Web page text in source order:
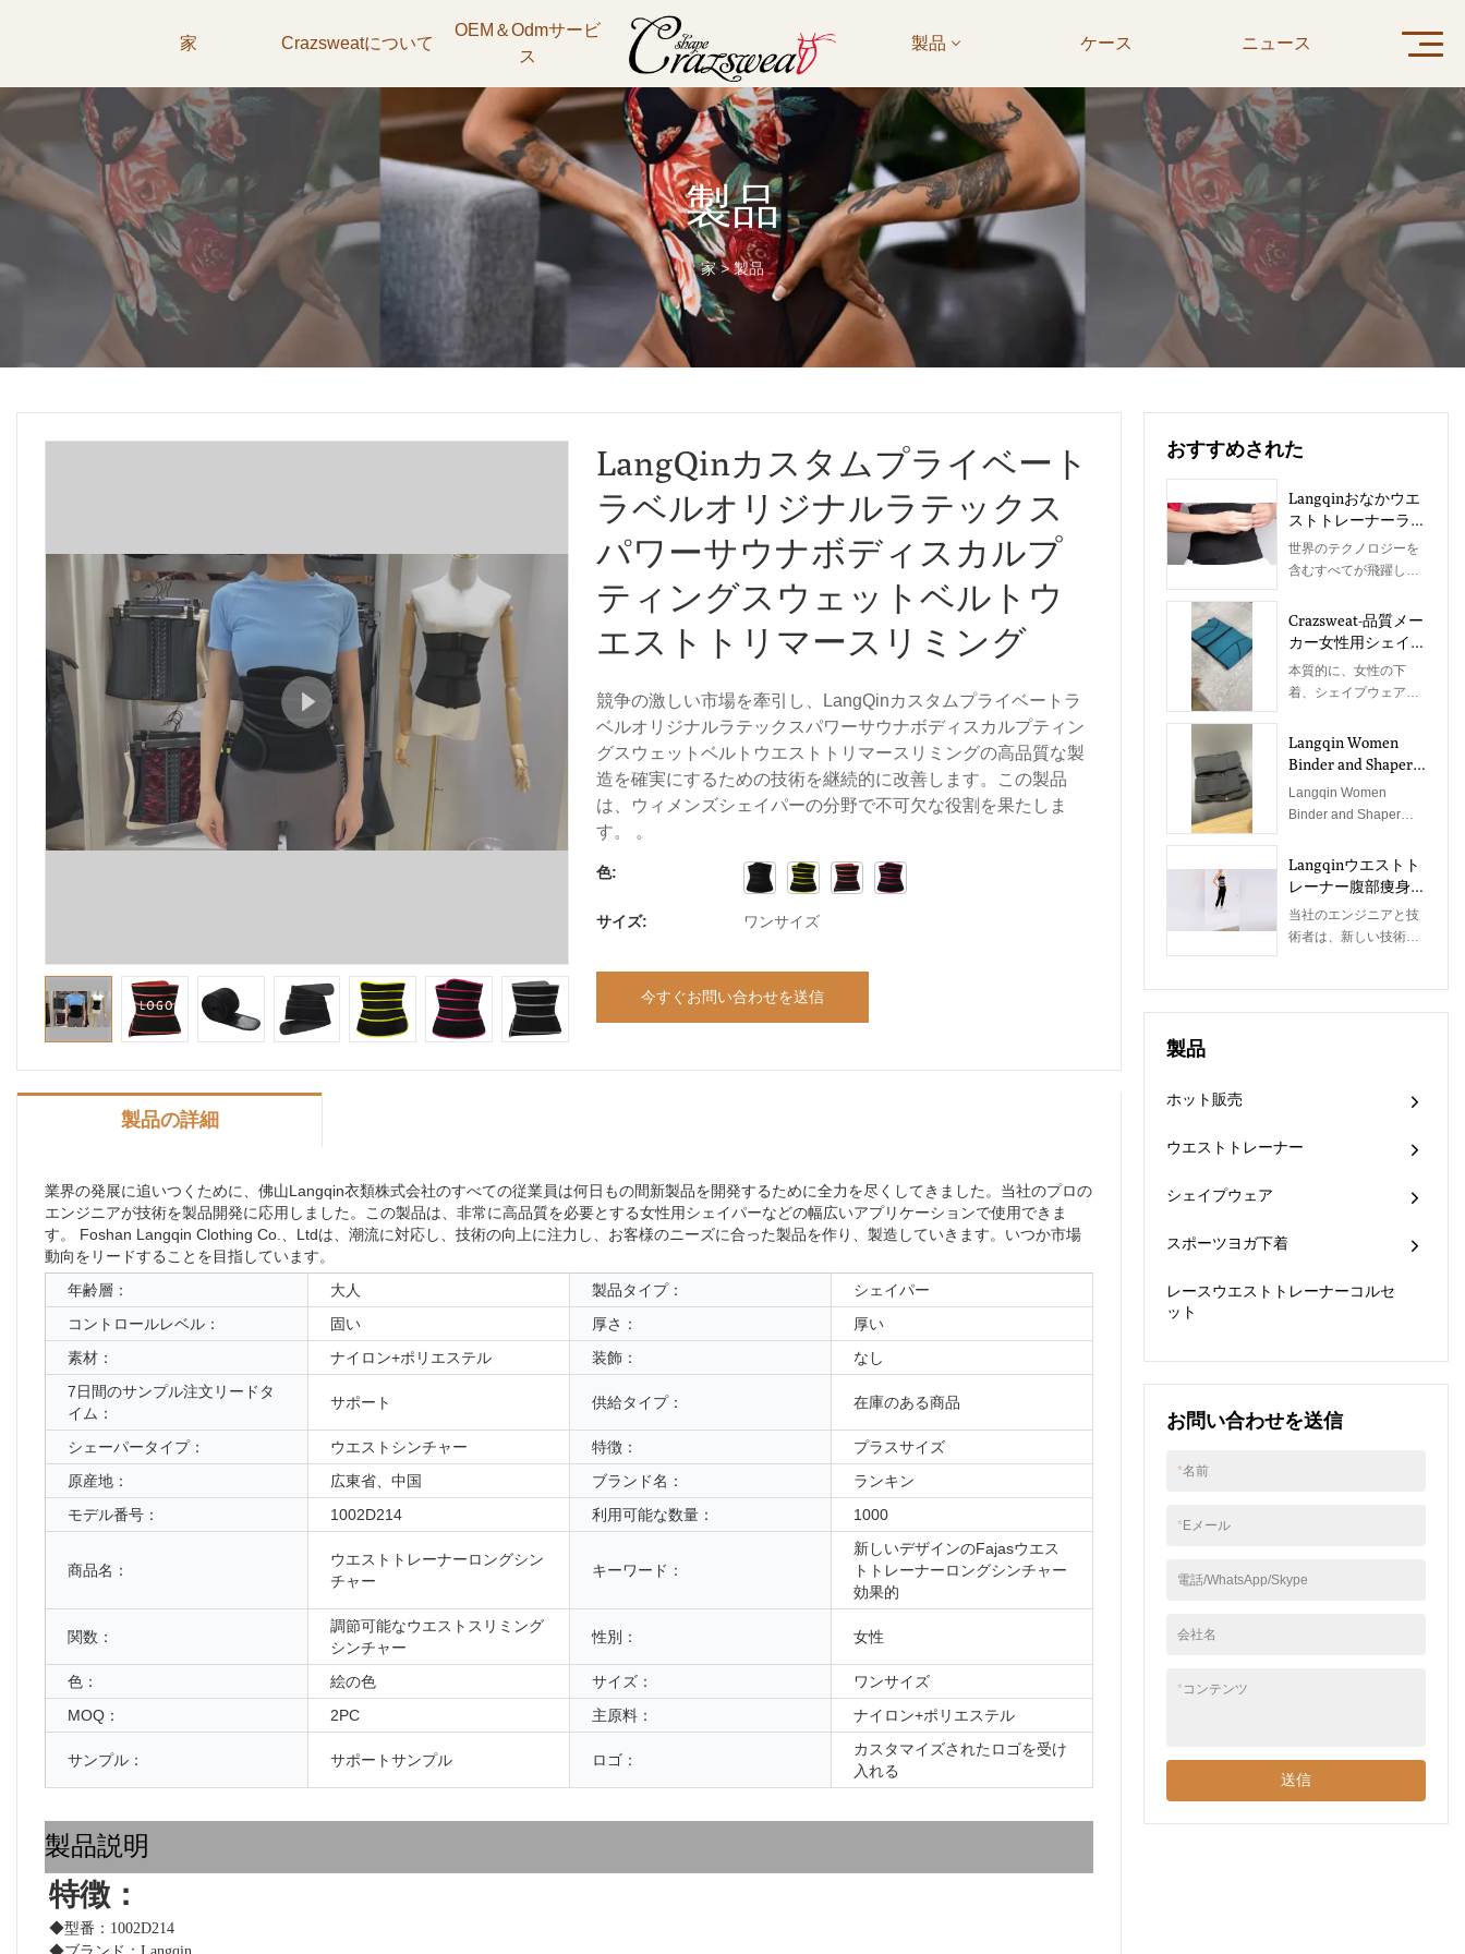
家 Crazsweatについて
OEM＆Odmサービ
ス
製品 ケース ニュース お問い
製品
家 > 製品
LangQinカスタムプライベート
ラベルオリジナルラテックス
パワーサウナボディスカルプ
ティングスウェットベルトウ
エストトリマースリミング
競争の激しい市場を牽引し、LangQinカスタムプライベートラ
ベルオリジナルラテックスパワーサウナボディスカルプティン
グスウェットベルトウエストトリマースリミングの高品質な製
造を確実にするための技術を継続的に改善します。この製品
は、ウィメンズシェイパーの分野で不可欠な役割を果たしま
す。 。
色:
サイズ: ワンサイズ
今すぐお問い合わせを送信
製品の詳細
業界の発展に追いつくために、佛山Langqin衣類株式会社のすべての従業員は何日もの間新製品を開発するために全力を尽くしてきました。当社のプロの
エンジニアが技術を製品開発に応用しました。この製品は、非常に高品質を必要とする女性用シェイパーなどの幅広いアプリケーションで使用できま
す。 Foshan Langqin Clothing Co.、Ltdは、潮流に対応し、技術の向上に注力し、お客様のニーズに合った製品を作り、製造していきます。いつか市場
動向をリードすることを目指しています。
年齢層：
大人 製品タイプ：
シェイパー
コントロールレベル：
固い 厚さ：
厚い
素材：
ナイロン+ポリエステル 装飾：
なし
7日間のサンプル注文リードタ
イム：
サポート 供給タイプ： 在庫のある商品
シェーパータイプ： ウエストシンチャー 特徴：
プラスサイズ
原産地：
広東省、中国 ブランド名：
ランキン
モデル番号：
1002D214 利用可能な数量： 1000
商品名：
ウエストトレーナーロングシン
チャー
キーワード：
新しいデザインのFajasウエス
トトレーナーロングシンチャー
効果的
関数：
調節可能なウエストスリミング
シンチャー
性別： 女性
色： 絵の色 サイズ：
ワンサイズ
MOQ：
2PC 主原料： ナイロン+ポリエステル
サンプル： サポートサンプル ロゴ：
カスタマイズされたロゴを受け
入れる
製品説明
特徴：
◆型番：1002D214
おすすめされた
Langqinおなかウエ
ストトレーナーラッ
プ弾性包帯痩身ベル
ト女性用カスタマイ
世界のテクノロジーを
含むすべてが飛躍し続
来、私たちは一貫して
技術をアップグレード
して、Langqin Tummy
Waist Trainer Wrap
Slimming Belt 4 Meter
for
WomenCustomizedLO
GOの利点を発見してき
のスケーラブルなアプ
リケーションフィール
ドがあります。
Crazsweat-品質メー
カー女性用シェイプ
アンダーウェアベス
トセールスウエスト
材
本質的に、女性の下
着、シェイプウェア、
パフォーマンスとその
品質は、主に原材料に
原料に関しては、彼ら
は彼らの化学成分と性
トを経てきました。こ
のようにして、製品の
品質はソースから保証
されます。現在、この
Langqin Women
Binder and Shaper
Gaine Ventre Waist
Trainer Flat Belly
SlimmingTrimmer
Langqin Women
Binder and Shaper
Trainer Flat Belly
Sheath Corset Sweat
Trimmerの製造にはテ
クノロジーが不可欠で
アップグレードされた
後、最新の製品は女性
Langqinウエストト
レーナー腹部痩身ボ
ディシェイパーベリ
ー減量シェイプウェ
ェットトリマー
当社のエンジニアと技
術者は、新しい技術開
ーナー腹部痩身ボディ
シェイプウェアおなか
ドルスウェットトリマ
製品
ホット販売
ウエストトレーナー
シェイプウェア
スポーツヨガ下着
レースウエストトレーナーコルセ
ット
お問い合わせを送信
*名前
*Eメール
電話/WhatsApp/Skype
会社名
*コンテンツ
送信